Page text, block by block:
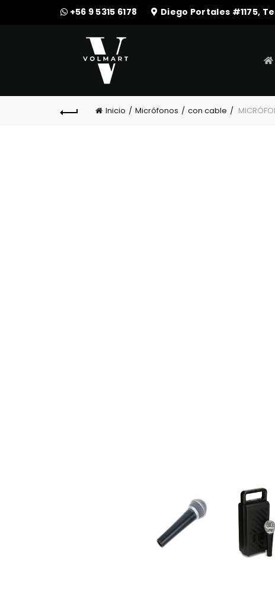
+56 9 5315 6178 Diego Portales #1175,
Inicio Micrófonos con cable